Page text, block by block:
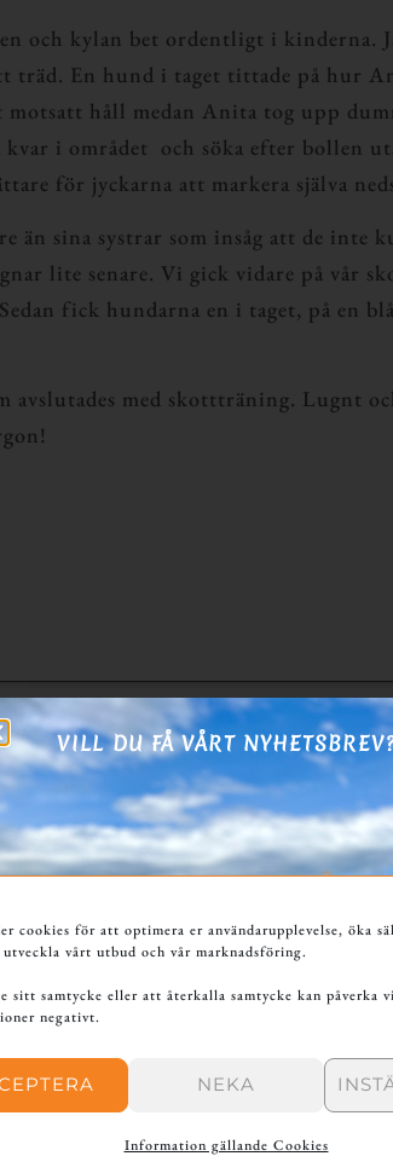
cookies för att optimera er användarupplevelse, öka
vårt utbud och vår marknadsföring.
sitt samtycke eller att återkalla samtycke kan påverka
negativt.
NEKA
Information gällande Cookies
och kylan bet ordentligt i kinderna.
träd. En hund i taget tittade på hur
håll medan Anita tog upp
i området och söka efter bollen
för jyckarna att markera själva
sina systrar som insåg att de inte
lite senare. Vi gick vidare på vår
fick hundarna en i taget, på en
avslutades med skottträning. Lugnt
VILL DU FÅ VÅRT